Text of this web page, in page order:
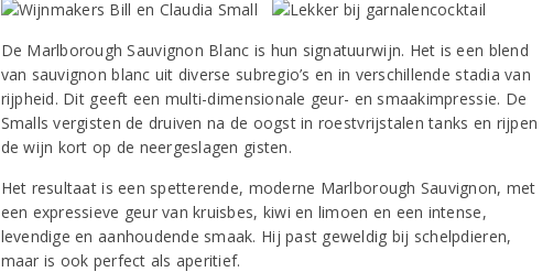
De Marlborough Sauvignon Blanc is hun signatuurwijn. Het is een blend
van sauvignon blanc uit diverse subregio’s en in verschillende stadia van
rijpheid. Dit geeft een multi-dimensionale geur- en smaakimpressie. De
Smalls vergisten de druiven na de oogst in roestvrijstalen tanks en rijpen
de wijn kort op de neergeslagen gisten.
Het resultaat is een spetterende, moderne Marlborough Sauvignon, met
een expressieve geur van kruisbes, kiwi en limoen en een intense,
levendige en aanhoudende smaak. Hij past geweldig bij schelpdieren,
maar is ook perfect als aperitief.